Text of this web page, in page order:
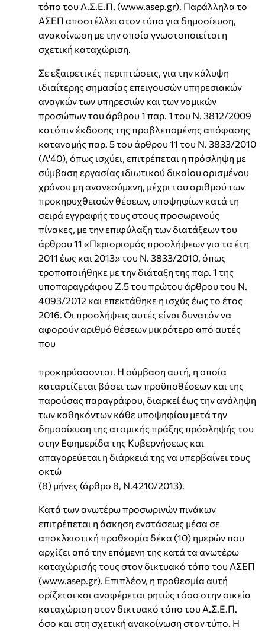
τόπο του Α.Σ.Ε.Π. (www.asep.gr). Παράλληλα το
ΑΣΕΠ αποστέλλει στον τύπο για δημοσίευση,
ανακοίνωση με την οποία γνωστοποιείται η
σχετική καταχώριση.
Σε εξαιρετικές περιπτώσεις, για την κάλυψη
ιδιαίτερης σημασίας επειγουσών υπηρεσιακών
αναγκών των υπηρεσιών και των νομικών
προσώπων του άρθρου 1 παρ. 1 του N. 3812/2009
κατόπιν έκδοσης της προβλεπομένης απόφασης
κατανομής παρ. 5 του άρθρου 11 του N. 3833/2010
(Α'40), όπως ισχύει, επιτρέπεται η πρόσληψη με
σύμβαση εργασίας ιδιωτικού δικαίου ορισμένου
χρόνου μη ανανεούμενη, μέχρι του αριθμού των
προκηρυχθεισών θέσεων, υποψηφίων κατά τη
σειρά εγγραφής τους στους προσωρινούς
πίνακες, με την επιφύλαξη των διατάξεων του
άρθρου 11 «Περιορισμός προσλήψεων για τα έτη
2011 έως και 2013» του N. 3833/2010, όπως
τροποποιήθηκε με την διάταξη της παρ. 1 της
υποπαραγράφου Ζ.5 του πρώτου άρθρου του N.
4093/2012 και επεκτάθηκε η ισχύς έως το έτος
2016. Οι προσλήψεις αυτές είναι δυνατόν να
αφορούν αριθμό θέσεων μικρότερο από αυτές
που
προκηρύσσονται. Η σύμβαση αυτή, η οποία
καταρτίζεται βάσει των προϋποθέσεων και της
παρούσας παραγράφου, διαρκεί έως την ανάληψη
των καθηκόντων κάθε υποψηφίου μετά την
δημοσίευση της ατομικής πράξης πρόσληψής του
στην Εφημερίδα της Κυβερνήσεως και
απαγορεύεται η διάρκειά της να υπερβαίνει τους
οκτώ
(8) μήνες (άρθρο 8, Ν.4210/2013).
Κατά των ανωτέρω προσωρινών πινάκων
επιτρέπεται η άσκηση ενστάσεως μέσα σε
αποκλειστική προθεσμία δέκα (10) ημερών που
αρχίζει από την επόμενη της κατά τα ανωτέρω
καταχώρισής τους στον δικτυακό τόπο του ΑΣΕΠ
(www.asep.gr). Επιπλέον, η προθεσμία αυτή
ορίζεται και αναφέρεται ρητώς τόσο στην οικεία
καταχώριση στον δικτυακό τόπο του Α.Σ.Ε.Π.
όσο και στη σχετική ανακοίνωση στον τύπο. Η